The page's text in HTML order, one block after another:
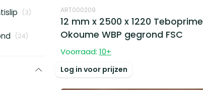
ART000209
12 mm x 2500 x 1220 Teboprime
Okoume WBP gegrond FSC
Voorraad: 10+
Log in voor prijzen
(3)
(24)